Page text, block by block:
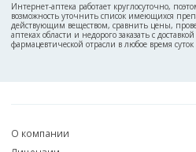
Интернет-аптека работает круглосуточно,
возможность уточнить список имеющихся
действующим веществом, сравнить цены,
аптеках области и недорого заказать с
фармацевтической отрасли в любое время суток
О компании